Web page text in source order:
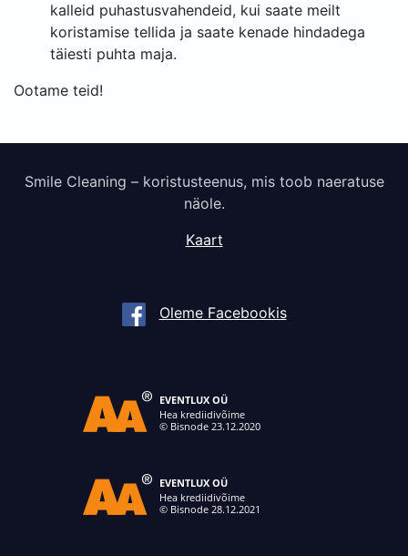
kalleid puhastusvahendeid, kui saate meilt
koristamise tellida ja saate kenade hindadega
täiesti puhta maja.
Ootame teid!
Smile Cleaning – koristusteenus, mis toob naeratuse
näole.
Kaart
Oleme Facebookis